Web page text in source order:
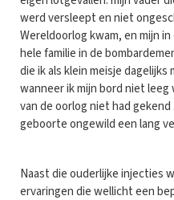
werd versleept en niet
Wereldoorlog kwam, en mijn
hele familie in de
die ik als klein meisje
wanneer ik mijn bord niet
van de oorlog niet had gekend
geboorte ongewild een lang
Naast die ouderlijke injecties
ervaringen die wellicht een